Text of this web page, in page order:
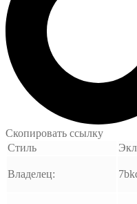
Скопировать ссылку
Стиль
Владелец: